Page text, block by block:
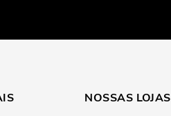
NOSSAS LOJAS